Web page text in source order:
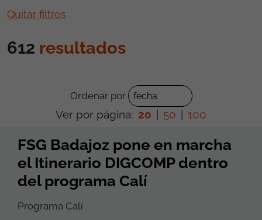
Quitar filtros
612 resultados
Ordenar por
Ver por página: 20 50 100
FSG Badajoz pone en marcha
el Itinerario DIGCOMP dentro
del programa Calí
Programa Calí